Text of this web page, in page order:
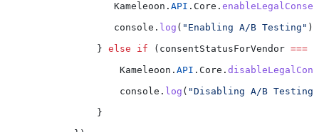
                   Kameleoon
. API . Core .
                   console
. log ( "Enabling A/B Testing" );
                }
else if ( consentStatusForVendor ===
                    Kameleoon
. API . Core .
                    console
. log ( "Disabling A/B Testing"
                }